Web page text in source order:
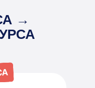
→